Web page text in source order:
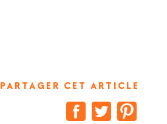
PARTAGER CET ARTICLE